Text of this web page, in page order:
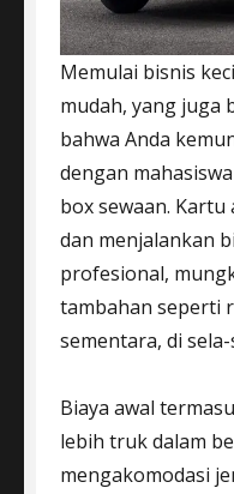
Memulai bisnis
mudah, yang juga
bahwa Anda
dengan
box sewaan.
dan menjalankan
profesional,
tambahan seperti
sementara, di
Biaya awal
lebih truk dalam
mengakomodasi